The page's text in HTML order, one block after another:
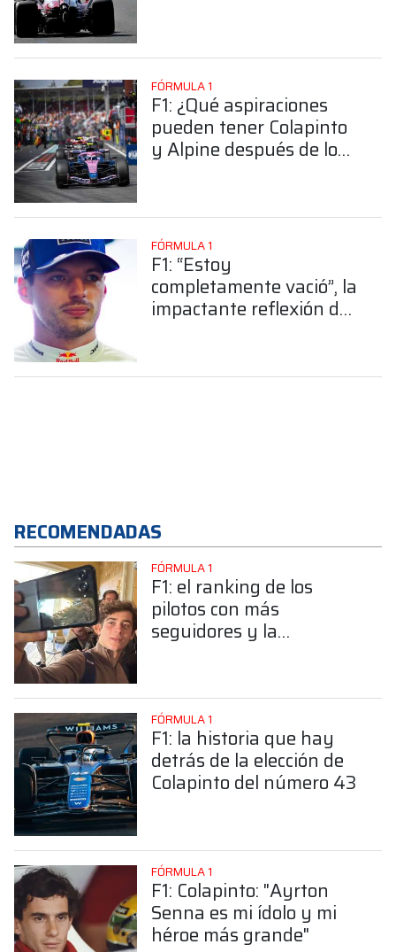
FÓRMULA 1
F1: ¿Qué aspiraciones
pueden tener Colapinto
y Alpine después de lo
FÓRMULA 1
F1: “Estoy
completamente vació”, la
impactante reflexión de
RECOMENDADAS
FÓRMULA 1
F1: el ranking de los
pilotos con más
seguidores y la
FÓRMULA 1
F1: la historia que hay
detrás de la elección de
Colapinto del número 43
FÓRMULA 1
F1: Colapinto: "Ayrton
Senna es mi ídolo y mi
héroe más grande"